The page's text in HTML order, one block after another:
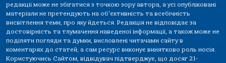
редакції може не збігатися з точкою зору автора, а усі опубліковані
матеріали не претендують на об'єктивність та всебічність
висвітлення теми, про яку йдеться. Редакція не відповідає за
достовірність та тлумачення наведеної інформації, а також може не
поділяти погляди та думки, висловлені читачами сайту в
коментарях до статей, а сам ресурс виконує винятково роль носія.
Користуючись Сайтом, відвідувач підтверджує, що досяг 21-